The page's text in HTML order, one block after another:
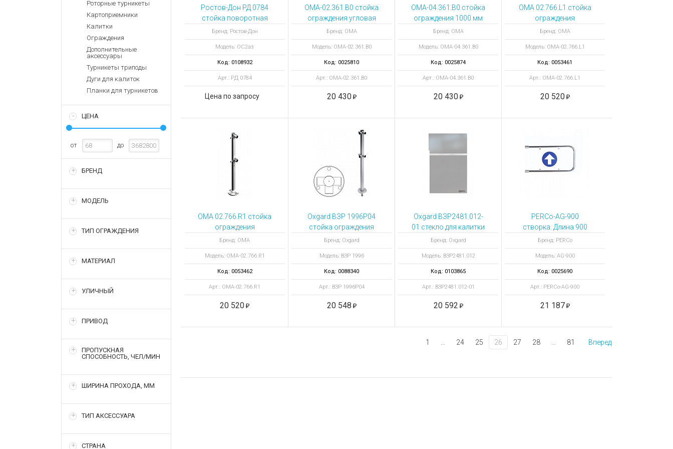
Запасные
Терминалы
оплаты
Зарядные устройства для ноутбуков
Архивные товары
Роторные турникеты
Картоприемники
Калитки
Ограждения
Дополнительные
аксессуары
Турникеты триподы
Дуги для калиток
Планки для турникетов
ЦЕНА
от до
БРЕНД
МОДЕЛЬ
ТИП ОГРАЖДЕНИЯ
МАТЕРИАЛ
УЛИЧНЫЙ
ПРИВОД
ПРОПУСКНАЯ
СПОСОБНОСТЬ, ЧЕЛ/МИН
ШИРИНА ПРОХОДА, ММ
ТИП АКСЕССУАРА
СТРАНА
Ростов-Дон РД 0784
стойка поворотная
выносная замковая
ОС2аз(0) у НЕРЖ
Бренд: Ростов-Дон
Модель: ОС2аз
Код: 0108932
Арт.: РД 0784
Цена по запросу
OMA-02.361.B0 стойка
ограждения угловая
ЭКОНОМ окрашеная
Бренд: ОМА
Модель: ОМА-02.361.B0
Код: 0025810
Арт.: ОМА-02.361.B0
20 430
OMA-04.361.B0 стойка
ограждения 1000 мм
ЭКОНОМ окрашеная
Бренд: ОМА
Модель: ОМА-04.361.B0
Код: 0025874
Арт.: ОМА-04.361.B0
20 430
ОМА 02.766.L1 стойка
ограждения
нержавеющая
КЛАССИКА с
кронштейном замка
Бренд: ОМА
Модель: OMA-02.766.L1
Код: 0053461
Арт.: OMA-02.766.L1
20 520
ОМА 02.766.R1 стойка
ограждения
нержавеющая
КЛАССИКА с
кронштейном замка
Бренд: ОМА
Модель: OMA-02.766.R1
Код: 0053462
Арт.: OMA-02.766.R1
20 520
Oxgard ВЗР 1996Р04
стойка ограждения
съемная Т-образная,
6 муфт с гнездом
Бренд: Oxgard
Модель: ВЗР 1996
Код: 0088340
Арт.: ВЗР 1996Р04
20 548
Oxgard ВЗР2481.012-
01 стекло для калитки
К-14 900
Бренд: Oxgard
Модель: ВЗР2481.012
Код: 0103865
Арт.: ВЗР2481.012-01
20 592
PERCo-AG-900
створка. Длина 900
мм
Бренд: PERCo
Модель: AG-900
Код: 0025690
Арт.: PERCo-AG-900
21 187
1 24 25 26 27 28 81 Вперед